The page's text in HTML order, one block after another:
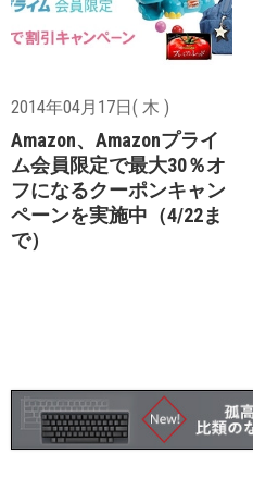
2014年04月17日( 木 )
Amazon、Amazonプライ
ム会員限定で最大30％オ
フになるクーポンキャン
ペーンを実施中（4/22ま
で）